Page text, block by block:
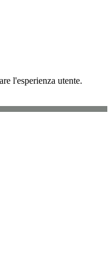
l'esperienza utente.